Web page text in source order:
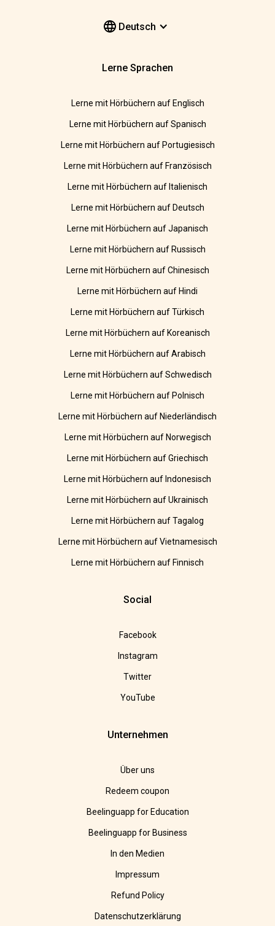
Deutsch
Lerne Sprachen
Lerne mit Hörbüchern auf Englisch
Lerne mit Hörbüchern auf Spanisch
Lerne mit Hörbüchern auf Portugiesisch
Lerne mit Hörbüchern auf Französisch
Lerne mit Hörbüchern auf Italienisch
Lerne mit Hörbüchern auf Deutsch
Lerne mit Hörbüchern auf Japanisch
Lerne mit Hörbüchern auf Russisch
Lerne mit Hörbüchern auf Chinesisch
Lerne mit Hörbüchern auf Hindi
Lerne mit Hörbüchern auf Türkisch
Lerne mit Hörbüchern auf Koreanisch
Lerne mit Hörbüchern auf Arabisch
Lerne mit Hörbüchern auf Schwedisch
Lerne mit Hörbüchern auf Polnisch
Lerne mit Hörbüchern auf Niederländisch
Lerne mit Hörbüchern auf Norwegisch
Lerne mit Hörbüchern auf Griechisch
Lerne mit Hörbüchern auf Indonesisch
Lerne mit Hörbüchern auf Ukrainisch
Lerne mit Hörbüchern auf Tagalog
Lerne mit Hörbüchern auf Vietnamesisch
Lerne mit Hörbüchern auf Finnisch
Social
Facebook
Instagram
Twitter
YouTube
Unternehmen
Über uns
Redeem coupon
Beelinguapp for Education
Beelinguapp for Business
In den Medien
Impressum
Refund Policy
Datenschutzerklärung